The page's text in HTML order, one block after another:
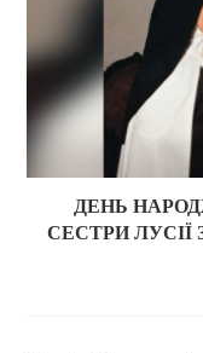
ДЕНЬ
СЕСТРИ ЛУСІЇ